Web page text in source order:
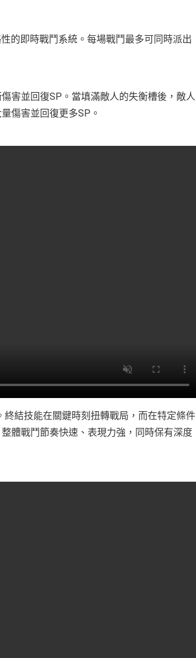
的即時戰鬥系統。每場戰鬥最多可同時派出
害並回復SP。當填滿敵人的失衡槽後，敵人
傷害並回復更多SP。
結技能在關鍵時刻扭轉戰局，而在特定條件
體戰鬥節奏快速、表現力強，同時保有深度